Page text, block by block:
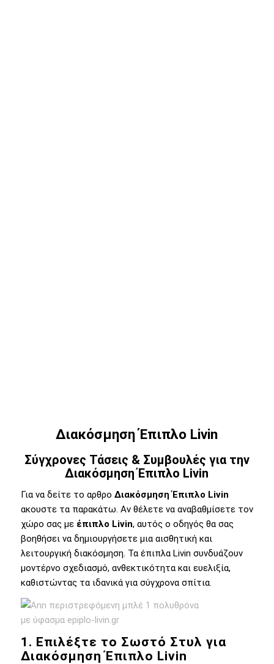
Διακόσμηση Έπιπλο Livin
Σύγχρονες Τάσεις & Συμβουλές για την
Διακόσμηση Έπιπλο Livin
Για να δείτε το αρθρο Διακόσμηση Έπιπλο Livin
ακουστε τα παρακάτω. Αν θέλετε να αναβαθμίσετε τον
χώρο σας με έπιπλο Livin, αυτός ο οδηγός θα σας
βοηθήσει να δημιουργήσετε μια αισθητική και
λειτουργική διακόσμηση. Τα έπιπλα Livin συνδυάζουν
μοντέρνο σχεδιασμό, ανθεκτικότητα και ευελιξία,
καθιστώντας τα ιδανικά για σύγχρονα σπίτια.
1. Επιλέξτε το Σωστό Στυλ για
Διακόσμηση Έπιπλο Livin